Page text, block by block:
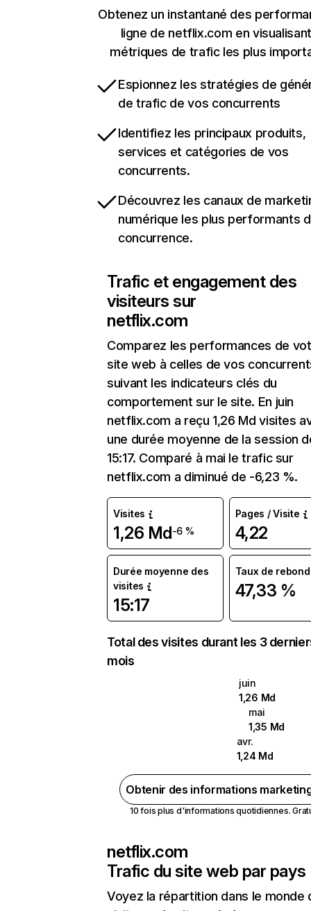
Obtenez un instantané des
ligne de netflix.com en
métriques de trafic les plus
Espionnez les stratégies de
de trafic de vos concurrents
Identifiez les principaux produits,
services et catégories de vos
concurrents.
Découvrez les canaux de
numérique les plus performants
concurrence.
Trafic et engagement des
visiteurs sur
netflix.com
Comparez les performances de
site web à celles de vos
suivant les indicateurs clés du
comportement sur le site. En juin
netflix.com a reçu 1,26 Md visites
une durée moyenne de la session
15:17. Comparé à mai le trafic sur
netflix.com a diminué de -6,23 %.
Visites
1,26 Md-6 %
Pages / Visite
4,22
Durée moyenne des
visites
15:17
Taux de rebond
47,33 %
Total des visites durant les 3
mois
juin
1,26 Md
mai
1,35 Md
avr.
1,24 Md
Obtenir des informations
10 fois plus d'informations quotidiennes.
netflix.com
Trafic du site web par pays
Voyez la répartition dans le monde